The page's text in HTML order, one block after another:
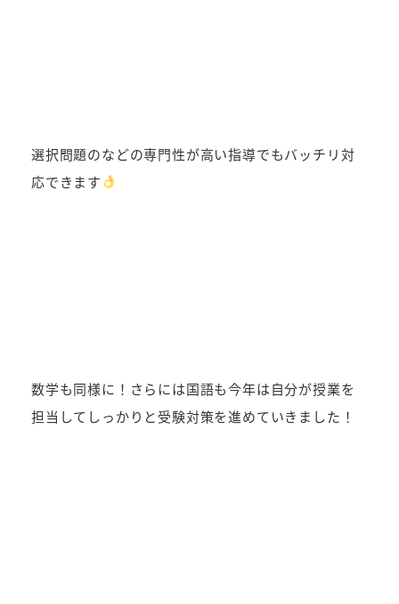
選択問題のなどの専門性が高い指導でもバッチリ対
応できます
数学も同様に！さらには国語も今年は自分が授業を
担当してしっかりと受験対策を進めていきました！